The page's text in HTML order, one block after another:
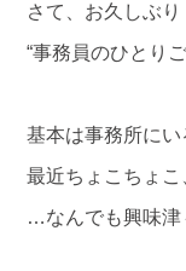
さて、お久しぶり
“事務員のひとり
基本は事務所に
最近ちょこちょ
…なんでも興味津